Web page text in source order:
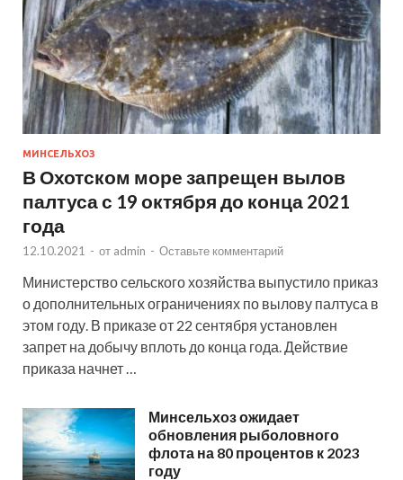
МИНСЕЛЬХОЗ
В Охотском море запрещен вылов
палтуса с 19 октября до конца 2021
года
12.10.2021 - от admin - Оставьте комментарий
Министерство сельского хозяйства выпустило приказ
о дополнительных ограничениях по вылову палтуса в
этом году. В приказе от 22 сентября установлен
запрет на добычу вплоть до конца года. Действие
приказа начнет …
Минсельхоз ожидает
обновления рыболовного
флота на 80 процентов к 2023
году